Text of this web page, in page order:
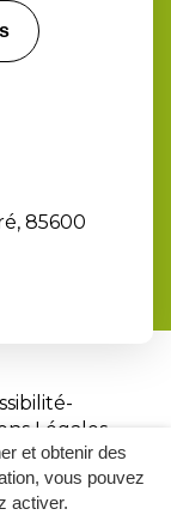
et obtenir des
vous pouvez
activer.
85600
Légales